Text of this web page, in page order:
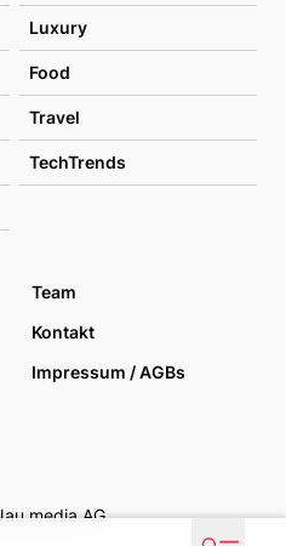
Luxury
Food
Travel
TechTrends
Team
Kontakt
Impressum / AGBs
media AG